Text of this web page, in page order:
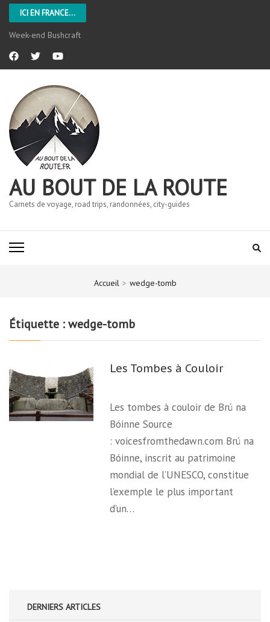
ICI EN FRANCE...
Week-end Bushcraft
AU BOUT DE LA ROUTE
Carnets de voyage, road trips, randonnées, city-guides
Accueil > wedge-tomb
Étiquette :wedge-tomb
Les Tombes à Couloir
Les tombes à couloir de Brú na
Bóinne Source
: voicesfromthedawn.com Brú na
Bóinne, inscrit au patrimoine
mondial de l’UNESCO, constitue
l’exemple le plus important
d’un…
DERNIERS ARTICLES